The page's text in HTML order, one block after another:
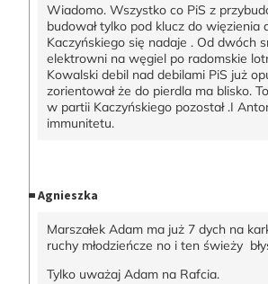
Wiadomo. Wszystko co PiS z
budował tylko pod klucz do więzienia
Kaczyńskiego się nadaje . Od dwóch
elektrowni na węgiel po radomskie
Kowalski debil nad debilami PiS już
zorientował że do pierdla ma blisko.
w partii Kaczyńskiego pozostał .I
immunitetu.
Agnieszka
Marszałek Adam ma już 7 dych na
ruchy młodzieńcze no i ten świeży
Tylko uważaj Adam na Rafcia.